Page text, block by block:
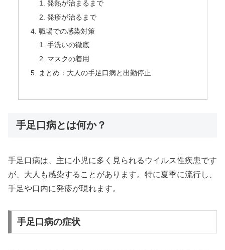
発熱が治まるまで
発疹が治るまで
職場での感染対策
手洗いの徹底
マスクの着用
まとめ：大人の手足口病と出勤停止
手足口病とは何か？
手足口病は、主に小児に多く見られるウイルス性疾患です
が、大人も感染することがあります。特に夏季に流行し、
手足や口内に発疹が現れます。
手足口病の症状